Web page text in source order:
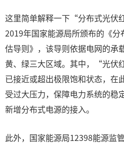
这里简单解释一下“分布式光伏
2019年国家能源局所颁布的《
估导则》，该导则依据电网的承
黄、绿三大区域。其中，“光伏
已接近或超出极限饱和状态，在
受过大压力，保障电力系统的稳
新增分布式电源的接入。
此外，国家能源局12398能源监